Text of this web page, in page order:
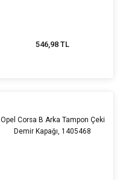
546,98 TL
Opel Corsa B Arka Tampon Çeki
Demir Kapağı, 1405468